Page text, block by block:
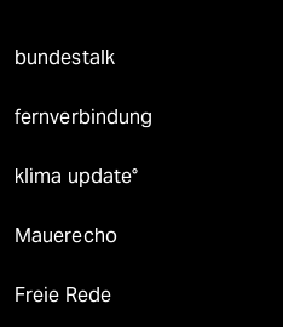
bundestalk
fernverbindung
klima update°
Mauerecho
Freie Rede